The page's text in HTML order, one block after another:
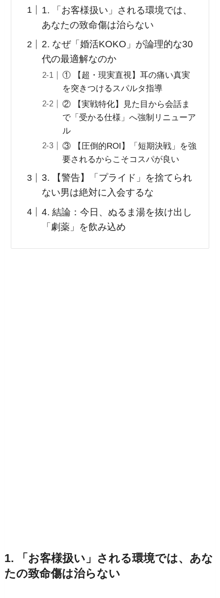
1. 「お客様扱い」される環境では、
あなたの致命傷は治らない
2. なぜ「婚活KOKO」が論理的な30
代の最適解なのか
① 【超・現実直視】耳の痛い真実
を突きつけるスパルタ指導
② 【実戦特化】見た目から会話ま
で「受かる仕様」へ強制リニューア
ル
③ 【圧倒的ROI】「短期決戦」を強
要されるからこそコスパが良い
3. 【警告】「プライド」を捨てられ
ない男は絶対に入会するな
4. 結論：今日、ぬるま湯を抜け出し
「劇薬」を飲み込め
1. 「お客様扱い」される環境では、あな
たの致命傷は治らない